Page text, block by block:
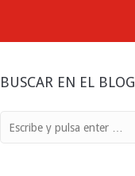
BUSCAR EN EL BLOG